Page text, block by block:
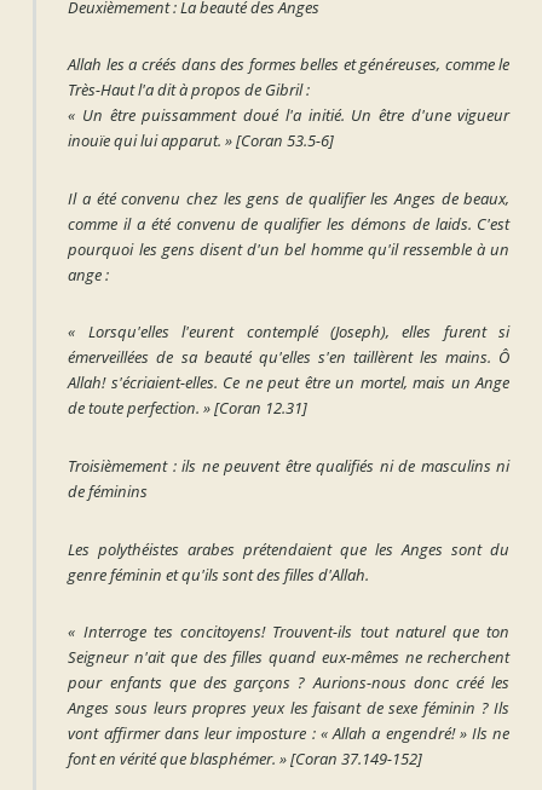
Deuxièmement : La beauté des Anges
Allah les a créés dans des formes belles et généreuses, comme le
Très-Haut l'a dit à propos de Gibril :
« Un être puissamment doué l'a initié. Un être d'une vigueur
inouïe qui lui apparut. »[Coran 53.5-6]
Il a été convenu chez les gens de qualifier les Anges de beaux,
comme il a été convenu de qualifier les démons de laids. C'est
pourquoi les gens disent d'un bel homme qu'il ressemble à un
ange :
« Lorsqu'elles l'eurent contemplé (Joseph), elles furent si
émerveillées de sa beauté qu'elles s'en taillèrent les mains. Ô
Allah! s'écriaient-elles. Ce ne peut être un mortel, mais un Ange
de toute perfection. »[Coran 12.31]
Troisièmement : ils ne peuvent être qualifiés ni de masculins ni
de féminins
Les polythéistes arabes prétendaient que les Anges sont du
genre féminin et qu'ils sont des filles d'Allah.
« Interroge tes concitoyens! Trouvent-ils tout naturel que ton
Seigneur n'ait que des filles quand eux-mêmes ne recherchent
pour enfants que des garçons ? Aurions-nous donc créé les
Anges sous leurs propres yeux les faisant de sexe féminin ? Ils
vont affirmer dans leur imposture : « Allah a engendré! » Ils ne
font en vérité que blasphémer. »[Coran 37.149-152]